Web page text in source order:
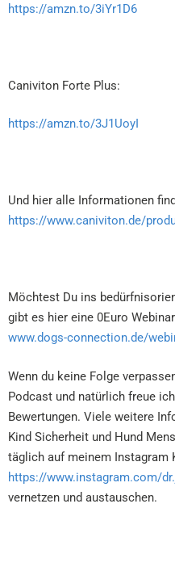
https://amzn.to/3iYr1D6
Caniviton Forte Plus:
https://amzn.to/3J1UoyI
Und hier alle Informationen
https://www.caniviton.de/
Möchtest Du ins
gibt es hier eine 0Euro
www.dogs-connection.de/
Wenn du keine Folge
Podcast und natürlich freue
Bewertungen. Viele weitere
Kind Sicherheit und Hund
täglich auf meinem Instagram
https://www.instagram.com/
vernetzen und austauschen.